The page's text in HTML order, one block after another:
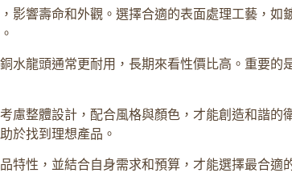
影響壽命和外觀。選擇合適的表面處理工藝，
水龍頭通常更耐用，長期來看性價比高。重要的
慮整體設計，配合風格與顏色，才能創造和諧的
於找到理想產品。
性，並結合自身需求和預算，才能選擇最合適